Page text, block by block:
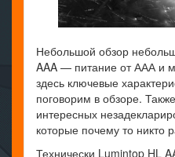
Небольшой обзор
AAA — питание от ААА и
здесь ключевые
поговорим в обзоре.
интересных
которые почему то никто
Технически Lumintop HL